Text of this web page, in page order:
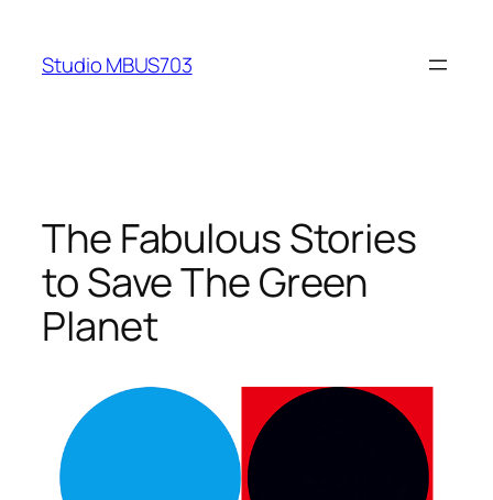
content
Studio MBUS703
The Fabulous Stories
to Save The Green
Planet